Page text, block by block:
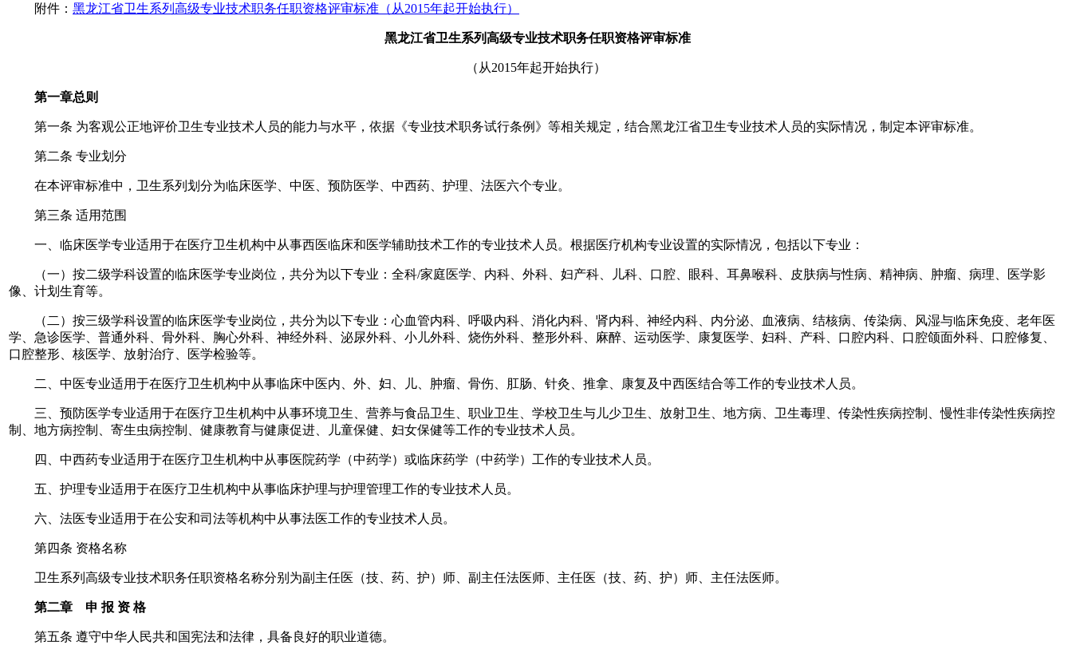
附件： 黑龙江省卫生系列高级专业技术职务任职资格评审标准（从2015年起开始执行）
黑龙江省卫生系列高级专业技术职务任职资格评审标准
（从2015年起开始执行）
第一章总则
第一条 为客观公正地评价卫生专业技术人员的能力与水平，依据《专业技术职务试行条例》等相关规定，结合黑龙江省卫生专业技术人员的实际情况，制定本评审标准。
第二条 专业划分
在本评审标准中，卫生系列划分为临床医学、中医、预防医学、中西药、护理、法医六个专业。
第三条 适用范围
一、临床医学专业适用于在医疗卫生机构中从事西医临床和医学辅助技术工作的专业技术人员。根据医疗机构专业设置的实际情况，包括以下专业：
（一）按二级学科设置的临床医学专业岗位，共分为以下专业：全科/家庭医学、内科、外科、妇产科、儿科、口腔、眼科、耳鼻喉科、皮肤病与性病、精神病、肿瘤、病理、医学影
像、计划生育等。
（二）按三级学科设置的临床医学专业岗位，共分为以下专业：心血管内科、呼吸内科、消化内科、肾内科、神经内科、内分泌、血液病、结核病、传染病、风湿与临床免疫、老年医
学、急诊医学、普通外科、骨外科、胸心外科、神经外科、泌尿外科、小儿外科、烧伤外科、整形外科、麻醉、运动医学、康复医学、妇科、产科、口腔内科、口腔颌面外科、口腔修复、
口腔整形、核医学、放射治疗、医学检验等。
二、中医专业适用于在医疗卫生机构中从事临床中医内、外、妇、儿、肿瘤、骨伤、肛肠、针灸、推拿、康复及中西医结合等工作的专业技术人员。
三、预防医学专业适用于在医疗卫生机构中从事环境卫生、营养与食品卫生、职业卫生、学校卫生与儿少卫生、放射卫生、地方病、卫生毒理、传染性疾病控制、慢性非传染性疾病控
制、地方病控制、寄生虫病控制、健康教育与健康促进、儿童保健、妇女保健等工作的专业技术人员。
四、中西药专业适用于在医疗卫生机构中从事医院药学（中药学）或临床药学（中药学）工作的专业技术人员。
五、护理专业适用于在医疗卫生机构中从事临床护理与护理管理工作的专业技术人员。
六、法医专业适用于在公安和司法等机构中从事法医工作的专业技术人员。
第四条 资格名称
卫生系列高级专业技术职务任职资格名称分别为副主任医（技、药、护）师、副主任法医师、主任医（技、药、护）师、主任法医师。
第二章 申 报 资 格
第五条 遵守中华人民共和国宪法和法律，具备良好的职业道德。